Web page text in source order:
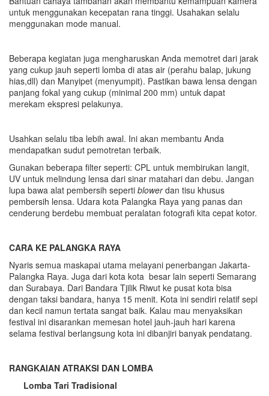
untuk menggunakan kecepatan rana tinggi. Usahakan selalu
menggunakan mode manual.
Beberapa kegiatan juga mengharuskan Anda memotret dari jarak
yang cukup jauh seperti lomba di atas air (perahu balap, jukung
hias,dll) dan Manyipet (menyumpit). Pastikan bawa lensa dengan
panjang fokal yang cukup (minimal 200 mm) untuk dapat
merekam ekspresi pelakunya.
Usahkan selalu tiba lebih awal. Ini akan membantu Anda
mendapatkan sudut pemotretan terbaik.
Gunakan beberapa filter seperti: CPL untuk membirukan langit,
UV untuk melindung lensa dari sinar matahari dan debu. Jangan
lupa bawa alat pembersih seperti blowerdan tisu khusus
pembersih lensa. Udara kota Palangka Raya yang panas dan
cenderung berdebu membuat peralatan fotografi kita cepat kotor.
CARA KE PALANGKA RAYA
Nyaris semua maskapai utama melayani penerbangan Jakarta-
Palangka Raya. Juga dari kota kota besar lain seperti Semarang
dan Surabaya. Dari Bandara Tjilik Riwut ke pusat kota bisa
dengan taksi bandara, hanya 15 menit. Kota ini sendiri relatif sepi
dan kecil namun tertata sangat baik. Kalau mau menyaksikan
festival ini disarankan memesan hotel jauh-jauh hari karena
selama festival berlangsung kota ini dibanjiri banyak pendatang.
RANGKAIAN ATRAKSI DAN LOMBA
Lomba Tari Tradisional